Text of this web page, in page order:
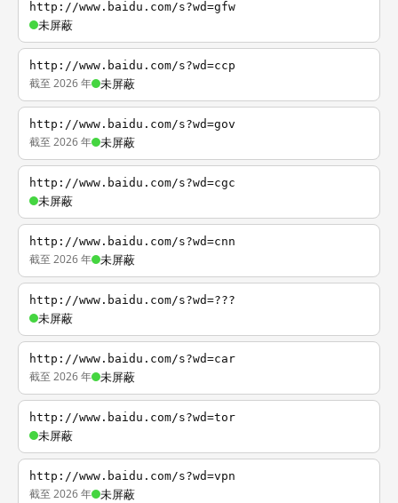
http://www.baidu.com/s?wd=gfw
未屏蔽
http://www.baidu.com/s?wd=ccp
截至 2026 年 未屏蔽
http://www.baidu.com/s?wd=gov
截至 2026 年 未屏蔽
http://www.baidu.com/s?wd=cgc
未屏蔽
http://www.baidu.com/s?wd=cnn
截至 2026 年 未屏蔽
http://www.baidu.com/s?wd=???
未屏蔽
http://www.baidu.com/s?wd=car
截至 2026 年 未屏蔽
http://www.baidu.com/s?wd=tor
未屏蔽
http://www.baidu.com/s?wd=vpn
截至 2026 年 未屏蔽